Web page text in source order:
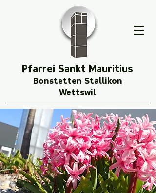
Pfarrei Sankt Mauritius
Bonstetten Stallikon
Wettswil